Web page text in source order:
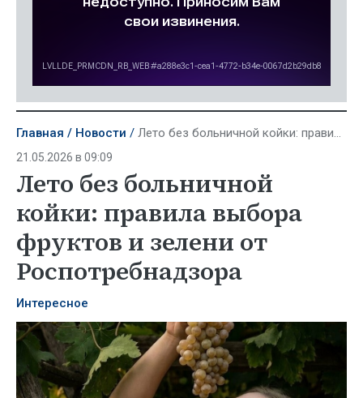
Главная Новости Лето без больничной койки: правила выбора фруктов и зелени от Роспотребнадзора
21.05.2026 в 09:09
Лето без больничной
койки: правила выбора
фруктов и зелени от
Роспотребнадзора
Интересное